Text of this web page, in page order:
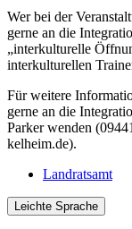
Wer bei der
gerne an die
„interkulturelle
interkulturellen
Für weitere
gerne an die
Parker wenden
kelheim.de).
Landratsamt
Leichte Sprache